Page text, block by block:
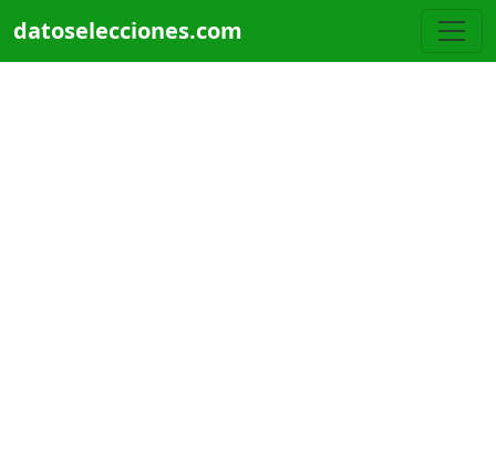
datoselecciones.com